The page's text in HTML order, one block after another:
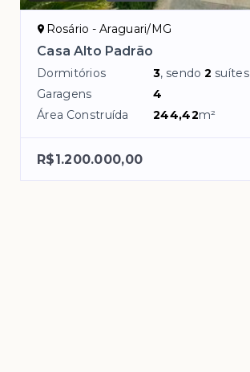
Rosário - Araguari/MG
Casa Alto Padrão
Dormitórios 3, sendo2 suítes
Garagens
4
Área Construída
244,42m²
R$1.200.000,00